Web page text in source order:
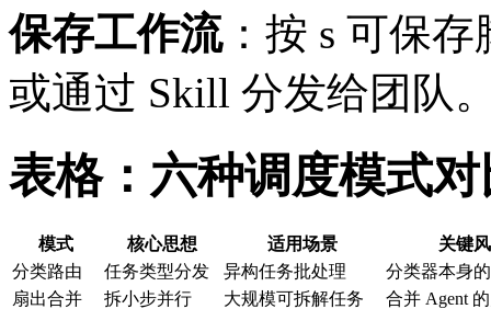
保存工作流：按 s 可保
或通过 Skill 分发给团队
表格：六种调度模式对
模式 核心思想 适用场景
关键
分类路由
任务类型分发 异构任务批处理
分类器本身
扇出合并
拆小步并行 大规模可拆解任务
合并 Agent